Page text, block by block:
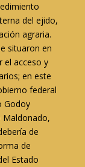
del ejido,
agraria.
situaron en
el acceso y
en este
federal
Godoy
Maldonado,
de
de
Estado